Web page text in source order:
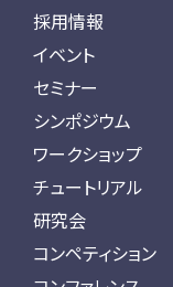
採用情報
イベント
セミナー
シンポジウム
ワークショップ
チュートリアル
研究会
コンペティション